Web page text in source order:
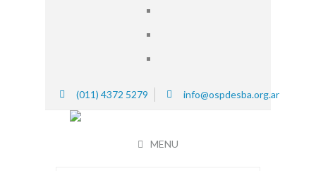
(011) 4372 5279 info@ospdesba.org.ar
MENU